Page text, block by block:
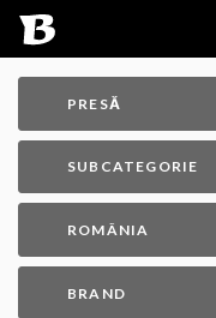
PRESĂ
SUBCATEGORIE
ROMÂNIA
BRAND